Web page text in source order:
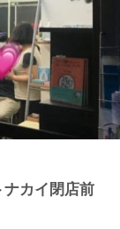
カイ閉店前